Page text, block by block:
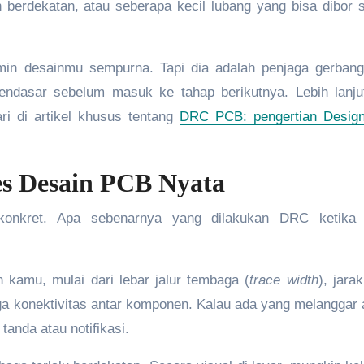
atau seberapa kecil lubang yang bisa dibor
desainmu sempurna. Tapi dia adalah penjaga
sebelum masuk ke tahap berikutnya. Lebih
di artikel khusus tentang DRC PCB: pengertian
Desain PCB Nyata
Apa sebenarnya yang dilakukan DRC ketika
kamu, mulai dari lebar jalur tembaga (trace width),
konektivitas antar komponen. Kalau ada yang melanggar
atau notifikasi.